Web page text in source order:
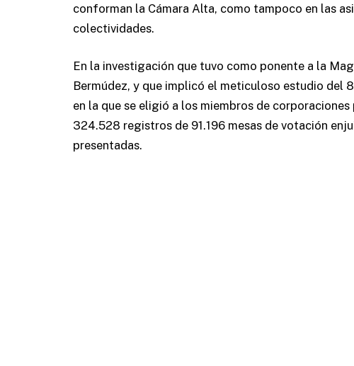
conforman la Cámara Alta, como tampoco en las
colectividades.
En la investigación que tuvo como ponente a la
Bermúdez, y que implicó el meticuloso estudio del
en la que se eligió a los miembros de
324.528 registros de 91.196 mesas de votación
presentadas.